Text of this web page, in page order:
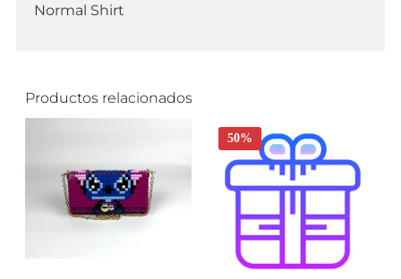
Normal Shirt
Productos relacionados
50%